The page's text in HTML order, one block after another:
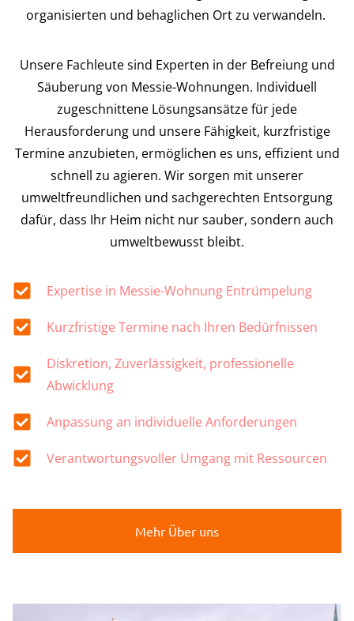
organisierten und behaglichen Ort zu verwandeln.
Unsere Fachleute sind Experten in der Befreiung und
Säuberung von Messie-Wohnungen. Individuell
zugeschnittene Lösungsansätze für jede
Herausforderung und unsere Fähigkeit, kurzfristige
Termine anzubieten, ermöglichen es uns, effizient und
schnell zu agieren. Wir sorgen mit unserer
umweltfreundlichen und sachgerechten Entsorgung
dafür, dass Ihr Heim nicht nur sauber, sondern auch
umweltbewusst bleibt.
Expertise in Messie-Wohnung Entrümpelung
Kurzfristige Termine nach Ihren Bedürfnissen
Diskretion, Zuverlässigkeit, professionelle
Abwicklung
Anpassung an individuelle Anforderungen
Verantwortungsvoller Umgang mit Ressourcen
Mehr Über uns